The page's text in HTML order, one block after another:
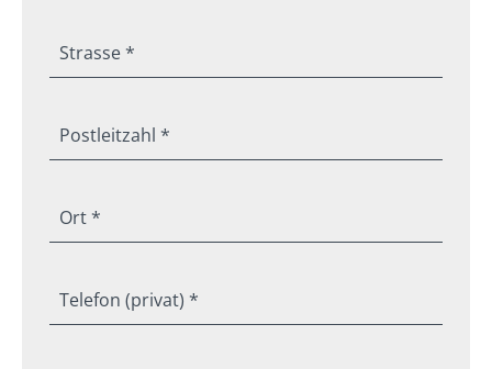
Strasse *
Postleitzahl *
Ort *
Telefon (privat) *